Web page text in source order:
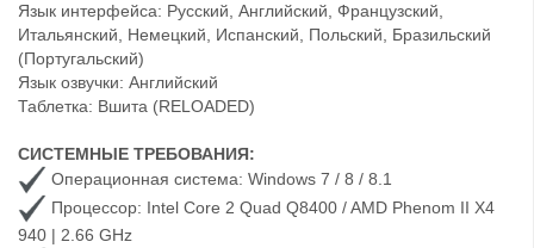
Язык интерфейса: Русский, Английский, Французский,
Итальянский, Немецкий, Испанский, Польский, Бразильский
(Португальский)
Язык озвучки: Английский
Таблетка: Вшита (RELOADED)
СИСТЕМНЫЕ ТРЕБОВАНИЯ:
Операционная система: Windows 7 / 8 / 8.1
Процессор: Intel Core 2 Quad Q8400 / AMD Phenom II X4
940 | 2.66 GHz